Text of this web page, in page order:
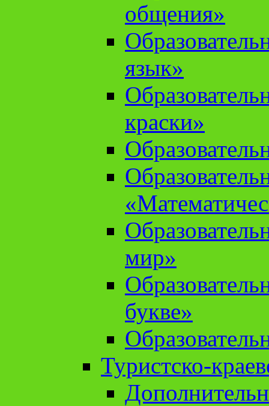
общения»
язык»
краски»
мир»
букве»
Туристско-